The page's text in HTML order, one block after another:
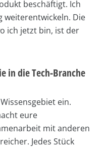
beschäftigt. Ich
weiterentwickeln. Die
ich jetzt bin, ist der
in die Tech-Branche
ein.
eure
mit anderen
Jedes Stück